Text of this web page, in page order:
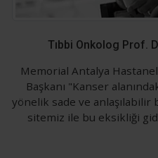
Tıbbi Onkolog Prof.
Memorial Antalya
Başkanı "Kanser
yönelik sade ve anlaşılabilir
sitemiz ile bu eksikliği